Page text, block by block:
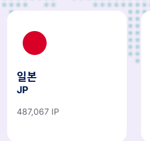
일본
JP
487,067 IP